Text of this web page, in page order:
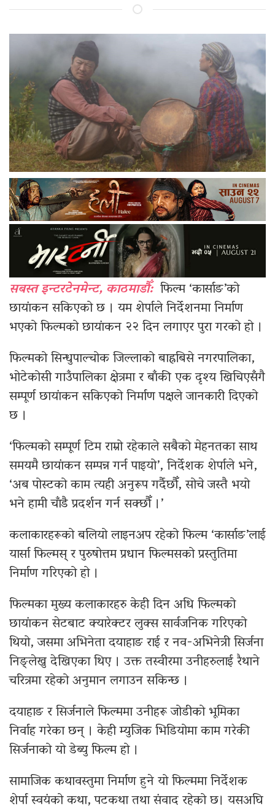
सबस्त इन्टरटेनमेन्ट, काठमाडौँ: फिल्म ‘कार्साङ’को
छायांकन सकिएको छ । यम शेर्पाले निर्देशनमा निर्माण
भएको फिल्मको छायांकन २२ दिन लगाएर पुरा गरको हो ।
फिल्मको सिन्धुपाल्चोक जिल्लाको बाह्रबिसे नगरपालिका,
भोटेकोसी गाउँपालिका क्षेत्रमा र बाँकी एक दृश्य खिचिएसँगै
सम्पूर्ण छायांकन सकिएको निर्माण पक्षले जानकारी दिएको
छ ।
‘फिल्मको सम्पूर्ण टिम राम्रो रहेकाले सबैको मेहनतका साथ
समयमै छायांकन सम्पन्न गर्न पाइयो’, निर्देशक शेर्पाले भने,
‘अब पोस्टको काम त्यही अनुरूप गर्दैछौँ, सोचे जस्तै भयो
भने हामी चाँडै प्रदर्शन गर्न सक्छौँ ।’
कलाकारहरूको बलियो लाइनअप रहेको फिल्म ‘कार्साङ’लाई
यार्सा फिल्मस् र पुरुषोत्तम प्रधान फिल्मसको प्रस्तुतिमा
निर्माण गरिएको हो ।
फिल्मका मुख्य कलाकारहरु केही दिन अधि फिल्मको
छायांकन सेटबाट क्यारेक्टर लुक्स सार्वजनिक गरिएको
थियो, जसमा अभिनेता दयाहाङ राई र नव-अभिनेत्री सिर्जना
निङ्लेखु देखिएका थिए । उक्त तस्वीरमा उनीहरुलाई रैथाने
चरित्रमा रहेको अनुमान लगाउन सकिन्छ ।
दयाहाङ र सिर्जनाले फिल्ममा उनीहरू जोडीको भूमिका
निर्वाह गरेका छन् । केही म्युजिक भिडियोमा काम गरेकी
सिर्जनाको यो डेब्यु फिल्म हो ।
सामाजिक कथावस्तुमा निर्माण हुने यो फिल्ममा निर्देशक